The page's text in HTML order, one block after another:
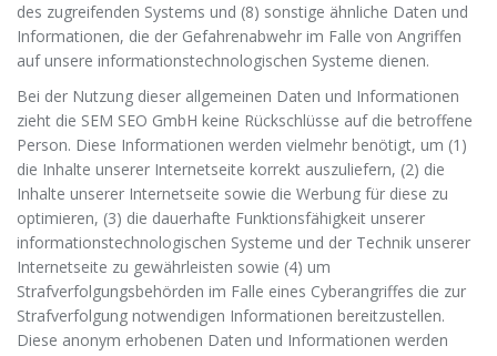
des zugreifenden Systems und (8) sonstige ähnliche Daten und
Informationen, die der Gefahrenabwehr im Falle von Angriffen
auf unsere informationstechnologischen Systeme dienen.
Bei der Nutzung dieser allgemeinen Daten und Informationen
zieht die SEM SEO GmbH keine Rückschlüsse auf die betroffene
Person. Diese Informationen werden vielmehr benötigt, um (1)
die Inhalte unserer Internetseite korrekt auszuliefern, (2) die
Inhalte unserer Internetseite sowie die Werbung für diese zu
optimieren, (3) die dauerhafte Funktionsfähigkeit unserer
informationstechnologischen Systeme und der Technik unserer
Internetseite zu gewährleisten sowie (4) um
Strafverfolgungsbehörden im Falle eines Cyberangriffes die zur
Strafverfolgung notwendigen Informationen bereitzustellen.
Diese anonym erhobenen Daten und Informationen werden